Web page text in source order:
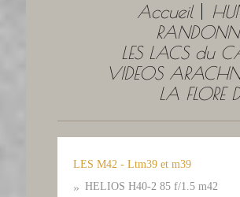
Accueil
LES LACS du
VIDEOS
LA FLORE
LES M42 - Ltm39 et m39
HELIOS H40-2 85 f/1.5 m42